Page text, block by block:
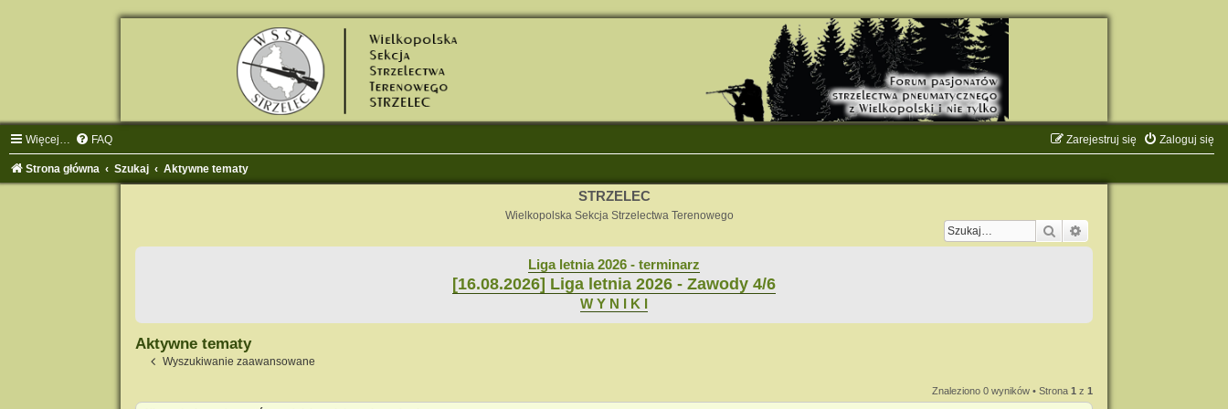
Więcej… FAQ Zaloguj się
Zarejestruj się
Strona główna Szukaj Aktywne tematy
STRZELEC
Wielkopolska Sekcja Strzelectwa Terenowego
Szukaj
Liga letnia 2026 - terminarz
[16.08.2026] Liga letnia 2026 - Zawody 4/6
W Y N I K I
Aktywne tematy
Wyszukiwanie zaawansowane
Znaleziono 0 wyników • Strona1 z1